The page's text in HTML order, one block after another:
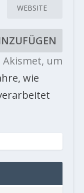
Akismet, um
wie